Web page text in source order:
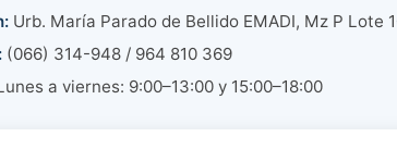
Urb. María Parado de Bellido EMADI, Mz P Lote
(066) 314-948 / 964 810 369
a viernes: 9:00–13:00 y 15:00–18:00